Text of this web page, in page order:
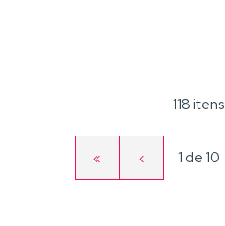
118 itens
Primeira
«
Página
‹ Página
1 de10